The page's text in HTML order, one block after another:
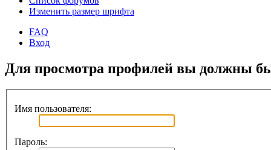
Изменить размер шрифта
FAQ
Вход
Для просмотра профилей вы должны
Имя пользователя:
Пароль: